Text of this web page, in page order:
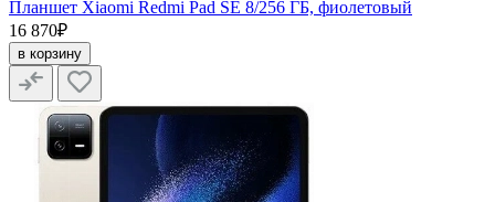
Планшет Xiaomi Redmi Pad SE 8/256 ГБ, фиолетовый
16 870₽
в корзину